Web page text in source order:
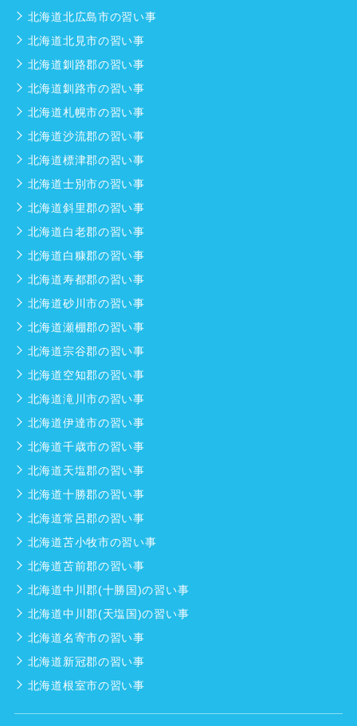
北海道北広島市の習い事
北海道北見市の習い事
北海道釧路郡の習い事
北海道釧路市の習い事
北海道札幌市の習い事
北海道沙流郡の習い事
北海道標津郡の習い事
北海道士別市の習い事
北海道斜里郡の習い事
北海道白老郡の習い事
北海道白糠郡の習い事
北海道寿都郡の習い事
北海道砂川市の習い事
北海道瀬棚郡の習い事
北海道宗谷郡の習い事
北海道空知郡の習い事
北海道滝川市の習い事
北海道伊達市の習い事
北海道千歳市の習い事
北海道天塩郡の習い事
北海道十勝郡の習い事
北海道常呂郡の習い事
北海道苫小牧市の習い事
北海道苫前郡の習い事
北海道中川郡(十勝国)の習い事
北海道中川郡(天塩国)の習い事
北海道名寄市の習い事
北海道新冠郡の習い事
北海道根室市の習い事